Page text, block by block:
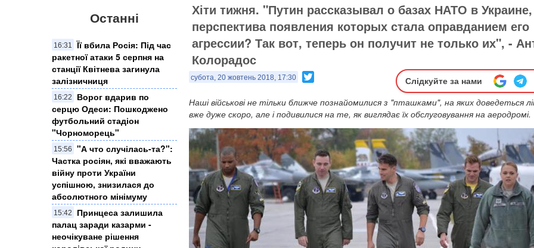
Останні
16:31
Її вбила Росія: Під час
ракетної атаки 5 серпня на
станції Квітнева загинула
залізничниця
16:22
Ворог вдарив по
серцю Одеси: Пошкоджено
футбольний стадіон
"Чорноморець"
15:56
"А что случілась-та?":
Частка росіян, які вважають
війну проти України
успішною, знизилася до
абсолютного мінімуму
15:42
Принцеса залишила
палац заради казарми -
неочікуване рішення
Хіти тижня. "Путин рассказывал о базах НАТО в Украине,
перспектива появления которых стала оправданием его
агрессии? Так вот, теперь он получит не только их", -
Колорадос
субота, 20 жовтень 2018, 17:30 Слідкуйте за нами
Наші військові не тільки ближче познайомилися з "пташками", на яких доведеться
вже дуже скоро, але і подивилися на те, як виглядає їх обслуговування на аеродромі.